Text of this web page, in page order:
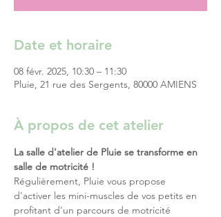
Date et horaire
08 févr. 2025, 10:30 – 11:30
Pluie, 21 rue des Sergents, 80000 AMIENS
À propos de cet atelier
La salle d'atelier de Pluie se transforme en
salle de motricité !
Régulièrement, Pluie vous propose
d'activer les mini-muscles de vos petits en
profitant d'un parcours de motricité